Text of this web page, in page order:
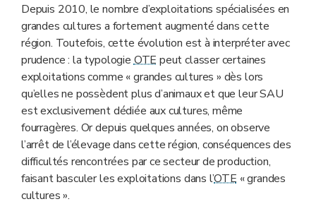
Depuis 2010, le nombre d’exploitations spécialisées en
grandes cultures a fortement augmenté dans cette
région. Toutefois, cette évolution est à interpréter avec
prudence : la typologieOTE peut classer certaines
exploitations comme « grandes cultures » dès lors
qu’elles ne possèdent plus d’animaux et que leur SAU
est exclusivement dédiée aux cultures, même
fourragères. Or depuis quelques années, on observe
l’arrêt de l’élevage dans cette région, conséquences des
difficultés rencontrées par ce secteur de production,
faisant basculer les exploitations dans l’OTE « grandes
cultures ».